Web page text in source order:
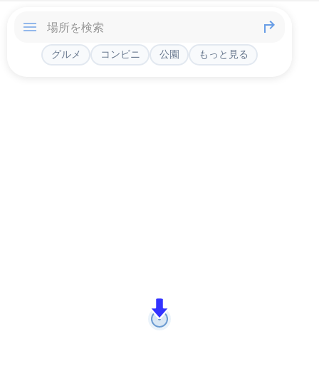
グルメ コンビニ 公園 もっと見る